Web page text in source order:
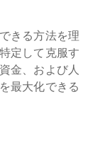
きる方法を理
定して克服す
金、および人
最大化できる